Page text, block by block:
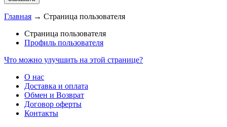
Главная → Страница пользователя
Страница пользователя
Профиль пользователя
Что можно улучшить на этой странице?
О нас
Доставка и оплата
Обмен и Возврат
Договор оферты
Контакты